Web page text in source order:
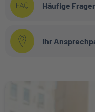
Häufige
Ihr